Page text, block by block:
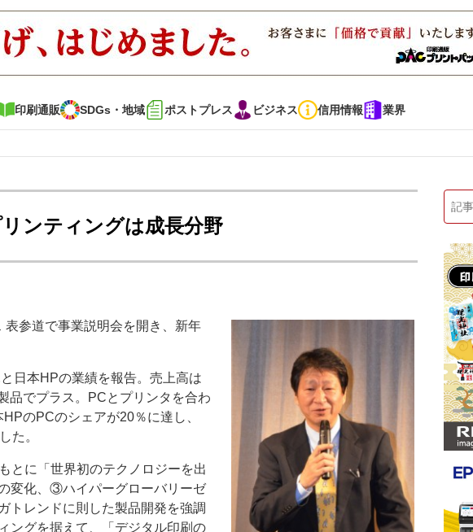
印刷通販 SDGs・地域 ポストプレス ビジネス 信用情報 業界
インタビュー コレクション
刷通販 SDGs・地域 ポストプレス ビジネス イベント 信用情報 業界 市場
で勝負！ ～多様なビジネス・多彩な商材～ 中古印刷機・製
ー お問い合わせ
ンティングは成長分野
参道で事業説明会を開き、新年
日本HPの業績を報告。売上高は
品でプラス。PCとプリンタを合わ
のPCのシェアが20％に達し、
た。
とに「世界初のテクノロジーを出
変化、③ハイパーグローバリーゼ
トレンドに則した製品開発を強調
ングを据えて、「デジタル印刷の